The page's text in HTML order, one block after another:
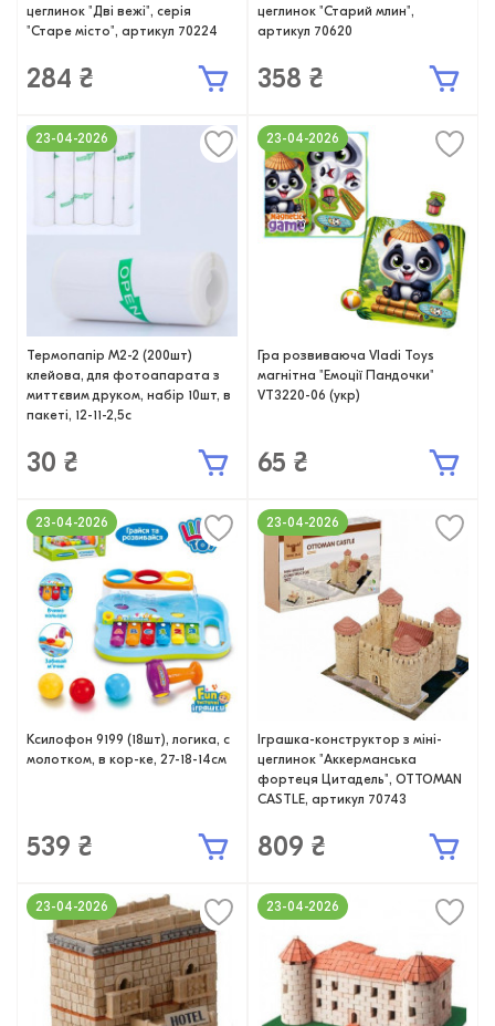
цеглинок "Дві вежі", серія
"Старе місто", артикул 70224
284 ₴
цеглинок "Старий млин",
артикул 70620
358 ₴
Термопапір M2-2 (200шт)
клейова, для фотоапарата з
миттєвим друком, набір 10шт, в
пакеті, 12-11-2,5с
30 ₴
23-04-2026
Гра розвиваюча Vladi Toys
магнітна "Емоції Пандочки"
VT3220-06 (укр)
65 ₴
23-04-2026
Ксилофон 9199 (18шт), логика, с
молотком, в кор-ке, 27-18-14см
539 ₴
23-04-2026
Іграшка-конструктор з міні-
цеглинок "Аккерманська
фортеця Цитадель", OTTOMAN
CASTLE, артикул 70743
809 ₴
23-04-2026
23-04-2026 23-04-2026